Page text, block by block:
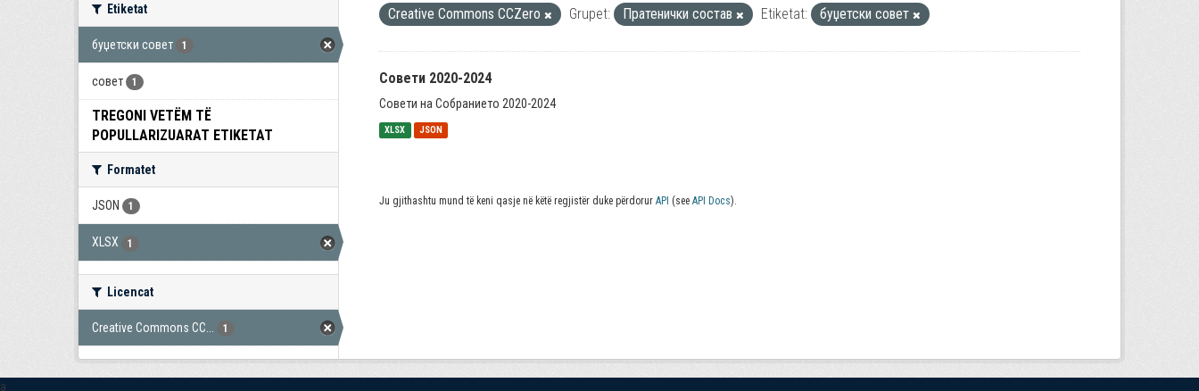
Etiketat
буџетски совет 1
совет 1
TREGONI VETËM TË
POPULLARIZUARAT ETIKETAT
Formatet
JSON 1
XLSX 1
Licencat
Creative Commons CC... 1
Creative Commons CCZero
Grupet: Пратенички состав Etiketat: буџетски совет
Совети 2020-2024
Совети на Собранието 2020-2024
XLSX JSON
Ju gjithashtu mund të keni qasje në këtë regjistër duke përdorur API (see API Docs).
a